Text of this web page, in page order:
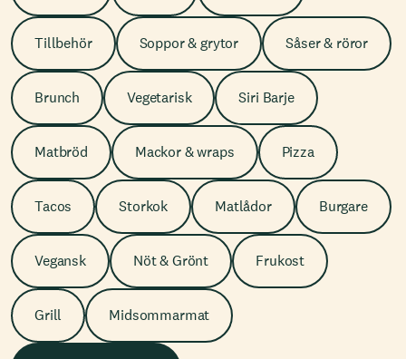
Tillbehör Soppor & grytor Såser & röror
Brunch Vegetarisk Siri Barje
Matbröd Mackor & wraps Pizza
Tacos Storkok Matlådor Burgare
Vegansk Nöt & Grönt Frukost
Grill Midsommarmat